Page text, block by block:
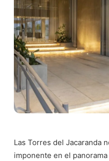
Las Torres del Jacaranda
imponente en el